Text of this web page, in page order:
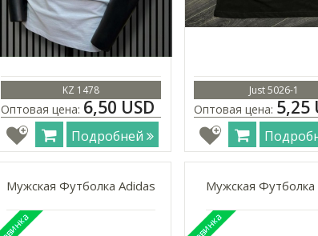
KZ 1478
Оптовая цена: 6,50 USD
Подробней
Just 5026-1
Оптовая цена: 5,25
Мужская Футболка Adidas Мужская Футболка